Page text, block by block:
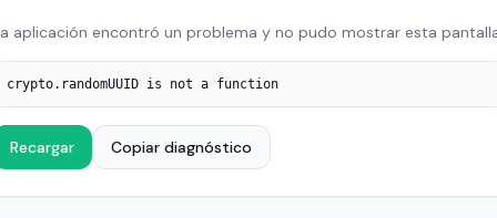
aplicación encontró un problema y no pudo mostrar esta
crypto.randomUUID is not a function
Recargar Copiar diagnóstico